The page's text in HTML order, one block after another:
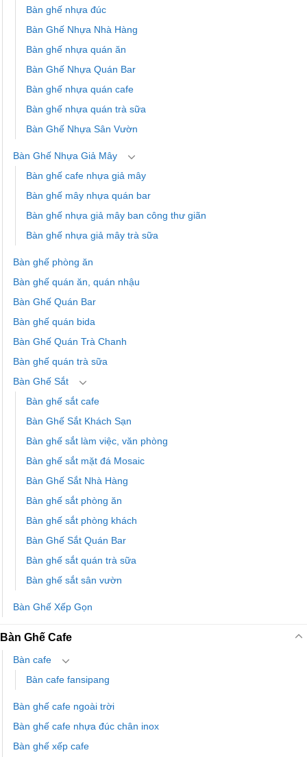
Bàn ghế nhựa đúc
Bàn Ghế Nhựa Nhà Hàng
Bàn ghế nhựa quán ăn
Bàn Ghế Nhựa Quán Bar
Bàn ghế nhựa quán cafe
Bàn ghế nhựa quán trà sữa
Bàn Ghế Nhựa Sân Vườn
Bàn Ghế Nhựa Giả Mây
Bàn ghế cafe nhựa giả mây
Bàn ghế mây nhựa quán bar
Bàn ghế nhựa giả mây ban công thư giãn
Bàn ghế nhựa giả mây trà sữa
Bàn ghế phòng ăn
Bàn ghế quán ăn, quán nhậu
Bàn Ghế Quán Bar
Bàn ghế quán bida
Bàn Ghế Quán Trà Chanh
Bàn ghế quán trà sữa
Bàn Ghế Sắt
Bàn ghế sắt cafe
Bàn Ghế Sắt Khách Sạn
Bàn ghế sắt làm việc, văn phòng
Bàn ghế sắt mặt đá Mosaic
Bàn Ghế Sắt Nhà Hàng
Bàn ghế sắt phòng ăn
Bàn ghế sắt phòng khách
Bàn Ghế Sắt Quán Bar
Bàn ghế sắt quán trà sữa
Bàn ghế sắt sân vườn
Bàn Ghế Xếp Gọn
Bàn Ghế Cafe
Bàn cafe
Bàn cafe fansipang
Bàn ghế cafe ngoài trời
Bàn ghế cafe nhựa đúc chân inox
Bàn ghế xếp cafe